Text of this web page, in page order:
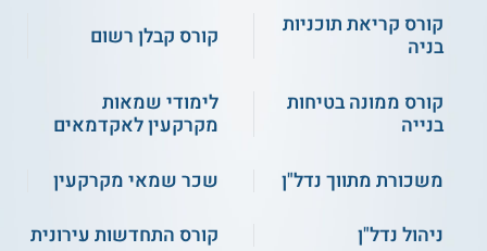
ויסודות החשבונאות
הממשלה, חברות
ועוד
תנאי קבלה
לקורס יתקבלו תלמידים במהלך התואר הראשון החל מסוף השנה
קורס קריאת תוכניות
בניה
קורס קבלן רשום
קורס ממונה בטיחות
בנייה
לימודי שמאות
מקרקעין לאקדמאים
משכורת מתווך נדל"ן
שכר שמאי מקרקעין
ניהול נדל"ן
קורס התחדשות עירונית